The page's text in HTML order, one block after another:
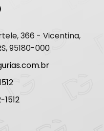
366 - Vicentina,
95180-000